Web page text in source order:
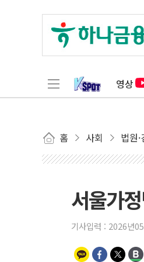
영상
홈 사회 법원
서울가
기사입력 : 2026년